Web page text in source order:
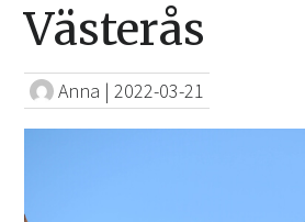
Västerås
Anna |2022-03-21